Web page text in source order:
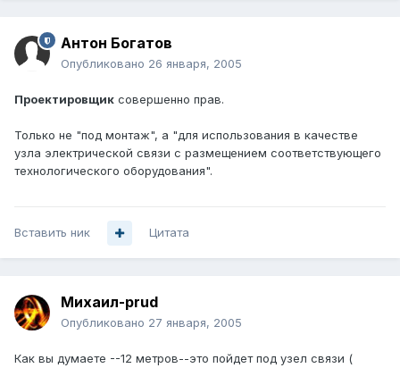
Антон Богатов
Опубликовано 26 января, 2005
Проектировщик совершенно прав.
Только не "под монтаж", а "для использования в качестве
узла электрической связи с размещением соответствующего
технологического оборудования".
Вставить ник Цитата
Михаил-prud
Опубликовано 27 января, 2005
Как вы думаете --12 метров--это пойдет под узел связи (